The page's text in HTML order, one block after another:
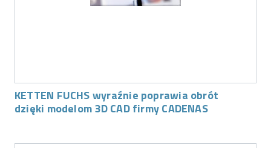
KETTEN FUCHS wyraźnie poprawia obrót
dzięki modelom 3D CAD firmy CADENAS